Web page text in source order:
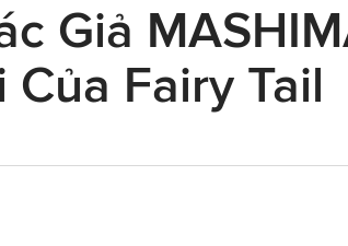
Giả
Fairy Tail